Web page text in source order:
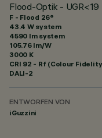
Flood-Optik - UGR<19
F - Flood 26°
43.4 W system
4590 lm system
105.76 lm/W
3000 K
CRI 92 - Rf (Colour
DALI-2
ENTWORFEN VON
iGuzzini